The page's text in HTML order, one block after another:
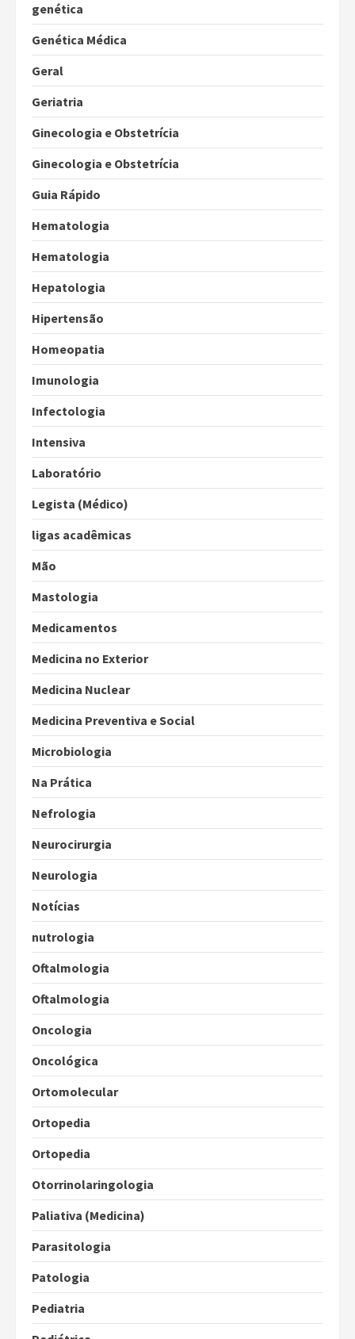
genética
Genética Médica
Geral
Geriatria
Ginecologia e Obstetrícia
Ginecologia e Obstetrícia
Guia Rápido
Hematologia
Hematologia
Hepatologia
Hipertensão
Homeopatia
Imunologia
Infectologia
Intensiva
Laboratório
Legista (Médico)
ligas acadêmicas
Mão
Mastologia
Medicamentos
Medicina no Exterior
Medicina Nuclear
Medicina Preventiva e Social
Microbiologia
Na Prática
Nefrologia
Neurocirurgia
Neurologia
Notícias
nutrologia
Oftalmologia
Oftalmologia
Oncologia
Oncológica
Ortomolecular
Ortopedia
Ortopedia
Otorrinolaringologia
Paliativa (Medicina)
Parasitologia
Patologia
Pediatria